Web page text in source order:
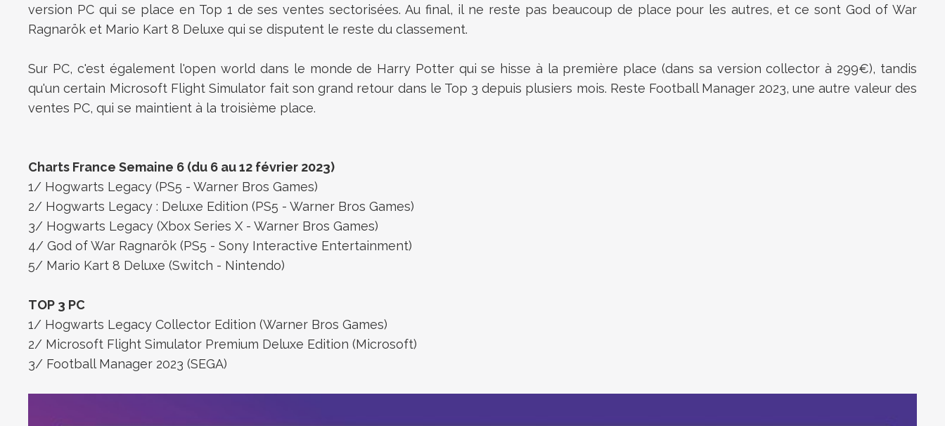
version PC qui se place en Top 1 de ses ventes sectorisées. Au final, il ne reste pas beaucoup de place pour les autres, et ce sont God of War
Ragnarök et Mario Kart 8 Deluxe qui se disputent le reste du classement.
Sur PC, c'est également l'open world dans le monde de Harry Potter qui se hisse à la première place (dans sa version collector à 299€), tandis
qu'un certain Microsoft Flight Simulator fait son grand retour dans le Top 3 depuis plusiers mois. Reste Football Manager 2023, une autre valeur des
ventes PC, qui se maintient à la troisième place.
Charts France Semaine 6 (du 6 au 12 février 2023)
1/ Hogwarts Legacy (PS5 - Warner Bros Games)
2/ Hogwarts Legacy : Deluxe Edition (PS5 - Warner Bros Games)
3/ Hogwarts Legacy (Xbox Series X - Warner Bros Games)
4/ God of War Ragnarök (PS5 - Sony Interactive Entertainment)
5/ Mario Kart 8 Deluxe (Switch - Nintendo)
TOP 3 PC
1/ Hogwarts Legacy Collector Edition (Warner Bros Games)
2/ Microsoft Flight Simulator Premium Deluxe Edition (Microsoft)
3/ Football Manager 2023 (SEGA)